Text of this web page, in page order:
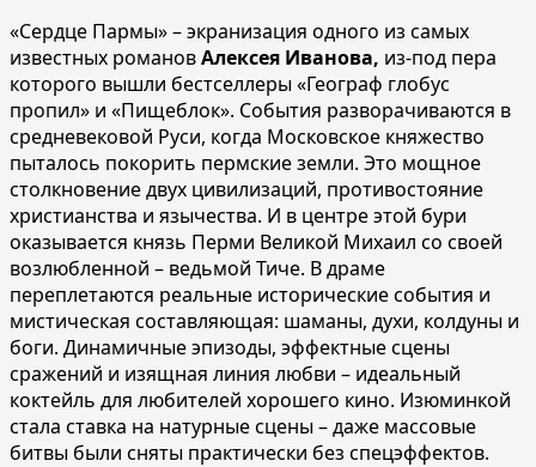
«Сердце Пармы» – экранизация одного из самых
известных романовАлексея Иванова, из-под пера
которого вышли бестселлеры «Географ глобус
пропил» и «Пищеблок». События разворачиваются в
средневековой Руси, когда Московское княжество
пыталось покорить пермские земли. Это мощное
столкновение двух цивилизаций, противостояние
христианства и язычества. И в центре этой бури
оказывается князь Перми Великой Михаил со своей
возлюбленной – ведьмой Тиче. В драме
переплетаются реальные исторические события и
мистическая составляющая: шаманы, духи, колдуны и
боги. Динамичные эпизоды, эффектные сцены
сражений и изящная линия любви – идеальный
коктейль для любителей хорошего кино. Изюминкой
стала ставка на натурные сцены – даже массовые
битвы были сняты практически без спецэффектов.